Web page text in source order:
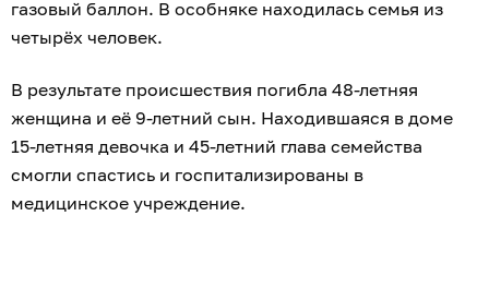
газовый баллон. В особняке находилась семья из
четырёх человек.
В результате происшествия погибла 48-летняя
женщина и её 9-летний сын. Находившаяся в доме
15-летняя девочка и 45-летний глава семейства
смогли спастись и госпитализированы в
медицинское учреждение.